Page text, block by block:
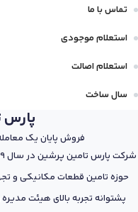
تماس با ما
استعلام موجودی
استعلام اصالت
سال ساخت
پارس
فروش پایان یک
حوزه تامین قطعات مکانیکی و
پشتوانه تجربه بالای هیئت